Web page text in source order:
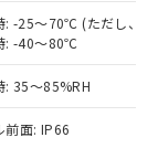
: -25～70℃ (ただし、氷
: -40～80℃
: 35～85%RH
前面: IP66
果は、
内デー
り、閲
よび標
とをご
ビフェニル
エーテル類
ルヘキシ
へお問
カドミウ
化ビフェ
商品
を輸出
、日本
取引許
続きを